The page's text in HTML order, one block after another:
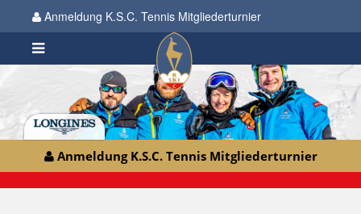
Anmeldung K.S.C. Tennis Mitgliederturnier
Anmeldung K.S.C. Tennis Mitgliederturnier